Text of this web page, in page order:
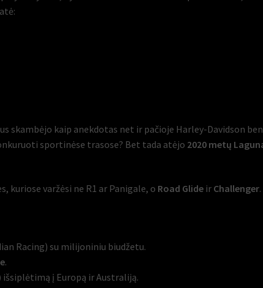
skambėjo kaip anekdotas net ir pačioje Harley-Davidson
sportinėse trasose? Bet tada atėjo 2020 metų
kuriose varžėsi ne R1 ar Panigale, o Road Glide ir Challenger.
Racing) su milijoniniu biudžetu.
.
išsiplėtimą į Europą ir Australiją.